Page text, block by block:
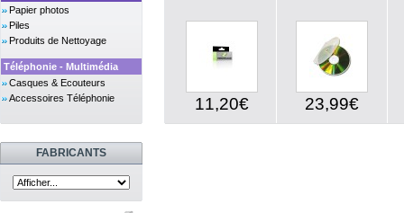
Papier photos
Piles
Produits de Nettoyage
Téléphonie - Multimédia
Casques & Ecouteurs
Accessoires Téléphonie
FABRICANTS
11,20€ 23,99€